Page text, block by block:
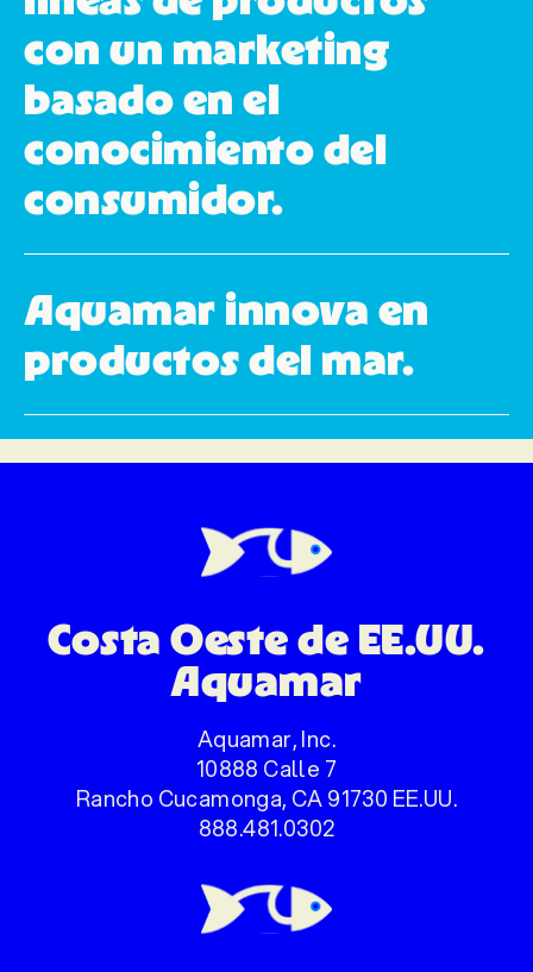
con un marketing
basado en el
conocimiento del
consumidor.
Aquamar innova en
productos del mar.
Costa Oeste de EE.UU.
Aquamar
Aquamar, Inc.
10888 Calle 7
Rancho Cucamonga, CA 91730 EE.UU.
888.481.0302